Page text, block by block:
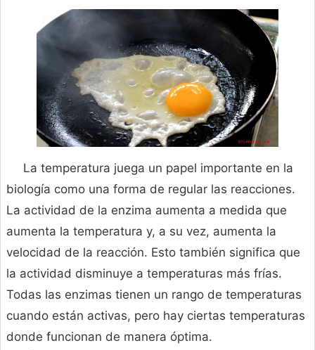
La temperatura juega un papel importante en la
biología como una forma de regular las reacciones.
La actividad de la enzima aumenta a medida que
aumenta la temperatura y, a su vez, aumenta la
velocidad de la reacción. Esto también significa que
la actividad disminuye a temperaturas más frías.
Todas las enzimas tienen un rango de temperaturas
cuando están activas, pero hay ciertas temperaturas
donde funcionan de manera óptima.